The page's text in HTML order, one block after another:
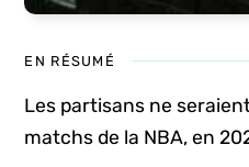
EN RÉSUMÉ
Les partisans ne
matchs de la NBA, en